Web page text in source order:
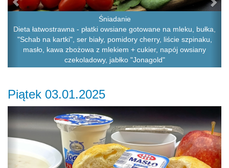
Śniadanie
Dieta łatwostrawna - płatki owsiane gotowane na mleku, bułka,
"Schab na kartki", ser biały, pomidory cherry, liście szpinaku,
masło, kawa zbożowa z mlekiem + cukier, napój owsiany
czekoladowy, jabłko "Jonagold"
Piątek 03.01.2025
Previous